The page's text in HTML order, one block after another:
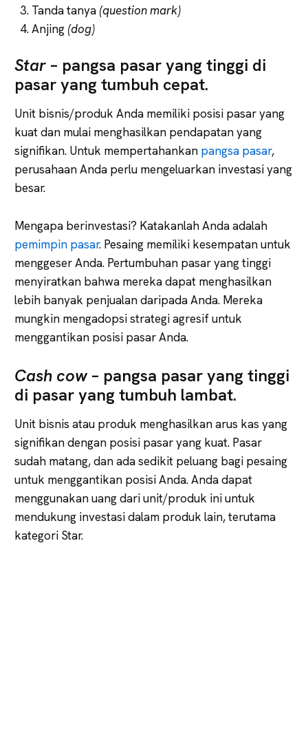
Tanda tanya (question mark)
Anjing (dog)
Star– pangsa pasar yang tinggi di
pasar yang tumbuh cepat.
Unit bisnis/produk Anda memiliki posisi pasar yang
kuat dan mulai menghasilkan pendapatan yang
signifikan. Untuk mempertahankan pangsa pasar,
perusahaan Anda perlu mengeluarkan investasi yang
besar.
Mengapa berinvestasi? Katakanlah Anda adalah
pemimpin pasar. Pesaing memiliki kesempatan untuk
menggeser Anda. Pertumbuhan pasar yang tinggi
menyiratkan bahwa mereka dapat menghasilkan
lebih banyak penjualan daripada Anda. Mereka
mungkin mengadopsi strategi agresif untuk
menggantikan posisi pasar Anda.
Cash cow– pangsa pasar yang tinggi
di pasar yang tumbuh lambat.
Unit bisnis atau produk menghasilkan arus kas yang
signifikan dengan posisi pasar yang kuat. Pasar
sudah matang, dan ada sedikit peluang bagi pesaing
untuk menggantikan posisi Anda. Anda dapat
menggunakan uang dari unit/produk ini untuk
mendukung investasi dalam produk lain, terutama
kategori Star.